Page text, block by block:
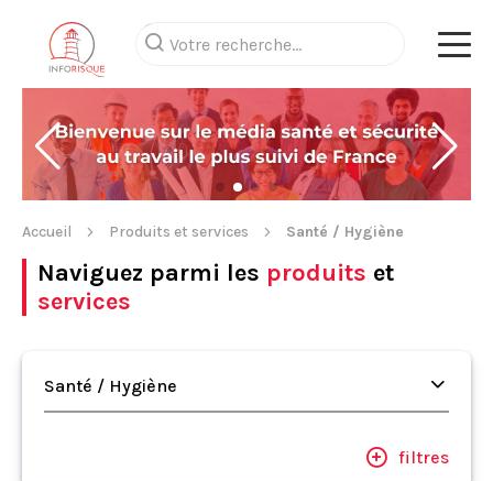
Accueil Produits et services Santé / Hygiène
Naviguez parmi les produits et
services
Santé / Hygiène
filtres